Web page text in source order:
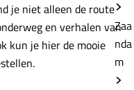
Zaa
nda
m
je niet alleen de route
en verhalen van
kun je hier de mooie